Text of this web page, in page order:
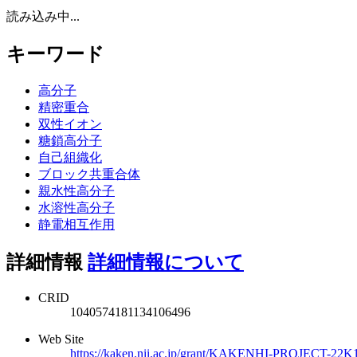
読み込み中...
キーワード
高分子
精密重合
双性イオン
糖鎖高分子
自己組織化
ブロック共重合体
親水性高分子
水溶性高分子
静電相互作用
詳細情報 詳細情報について
CRID
1040574181134106496
Web Site
https://kaken.nii.ac.jp/grant/KAKENHI-PROJECT-